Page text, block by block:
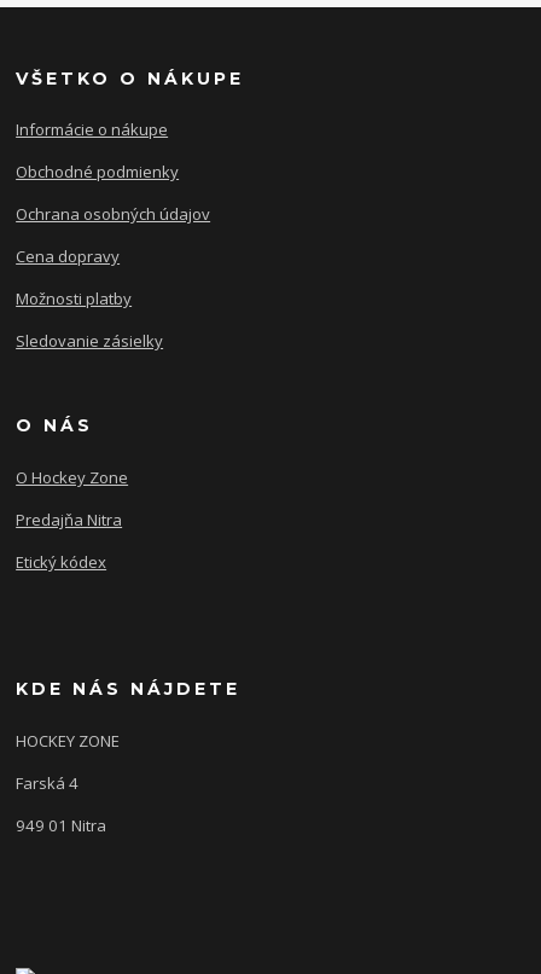
VŠETKO O NÁKUPE
Informácie o nákupe
Obchodné podmienky
Ochrana osobných údajov
Cena dopravy
Možnosti platby
Sledovanie zásielky
O NÁS
O Hockey Zone
Predajňa Nitra
Etický kódex
KDE NÁS NÁJDETE
HOCKEY ZONE
Farská 4
949 01 Nitra